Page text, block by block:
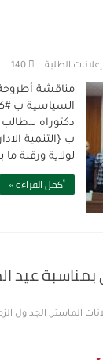
إعلانات الطلبة 140
السياسية ب
دكتوراه
ب {التنمية
لولاية ورقلة ما بين 2011-2020)} أمام لجنة المناقشة المكونة من أ.د
أكمل القراءة »
بمناسبة عيد
الماستر, الجداول